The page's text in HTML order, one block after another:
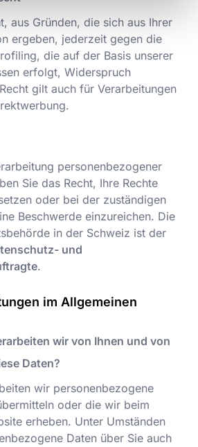
aus Gründen, die sich aus Ihrer
ergeben, jederzeit gegen die
die auf der Basis unserer
erfolgt, Widerspruch
gilt auch für Verarbeitungen
personenbezogener
Sie das Recht, Ihre Rechte
oder bei der zuständigen
Beschwerde einzureichen. Die
in der Schweiz ist der
und
.
im Allgemeinen
wir von Ihnen und von
Daten?
wir personenbezogene
oder die wir beim
erheben. Unter Umständen
Daten über Sie auch